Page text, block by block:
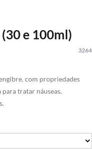
e 100ml)
3264
com propriedades
tratar náuseas,